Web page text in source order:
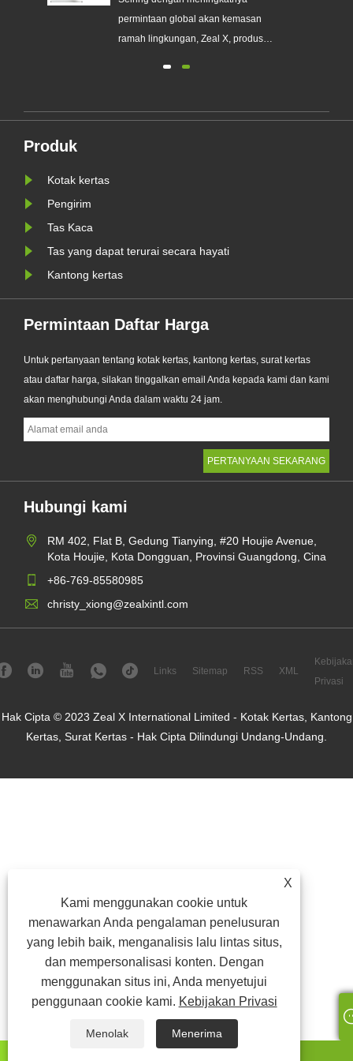
X
Kami menggunakan cookie untuk
menawarkan Anda pengalaman penelusuran
yang lebih baik, menganalisis lalu lintas situs,
dan mempersonalisasi konten. Dengan
menggunakan situs ini, Anda menyetujui
penggunaan cookie kami. Kebijakan Privasi
Menolak Menerima
Sekali Pakai
permintaan global akan kemasan
ramah lingkungan, Zeal X, produsen
Produk
Kotak kertas
Pengirim
Tas Kaca
Tas yang dapat terurai secara hayati
Kantong kertas
Permintaan Daftar Harga
Untuk pertanyaan tentang kotak kertas, kantong kertas, surat kertas
atau daftar harga, silakan tinggalkan email Anda kepada kami dan kami
akan menghubungi Anda dalam waktu 24 jam.
Hubungi kami
RM 402, Flat B, Gedung Tianying, #20 Houjie Avenue,
Kota Houjie, Kota Dongguan, Provinsi Guangdong, Cina
+86-769-85580985
christy_xiong@zealxintl.com
Links Sitemap RSS XML
Privasi
Hak Cipta © 2023 Zeal X International Limited - Kotak Kertas, Kantong
Kertas, Surat Kertas - Hak Cipta Dilindungi Undang-Undang.